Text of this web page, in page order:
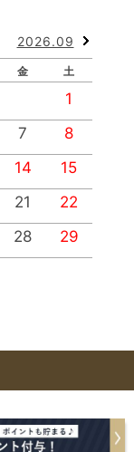
2026.09
金 土
1
7
8
14
15
21
22
28 29